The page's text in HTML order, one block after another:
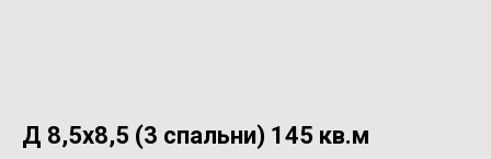
Д 8,5х8,5 (3 спальни) 145 кв.м